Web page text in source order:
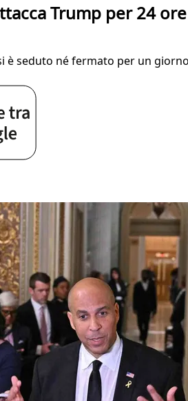
Trump per 24
è seduto né fermato per un